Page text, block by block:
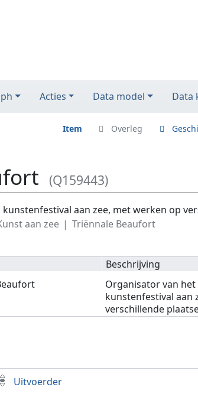
Acties Data model Data
Item Overleg
(Q159443)
aan zee, met werken op
aan zee Triënnale Beaufort
Beschrijving
Organisator van
kunstenfestival aan
verschillende
Uitvoerder